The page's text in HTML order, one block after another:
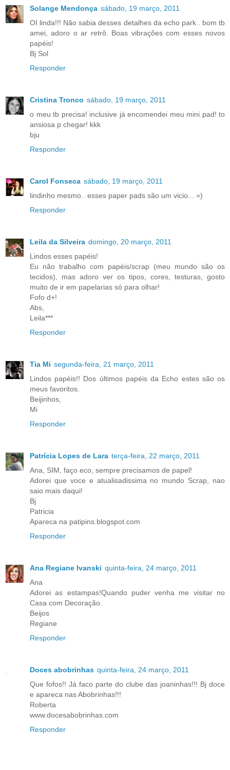
Solange Mendonça sábado, 19 março, 2011
OI linda!!! Não sabia desses detalhes da echo park.. bom tb
amei, adoro o ar retrô. Boas vibrações com esses novos
papéis!
Bj Sol
Responder
Cristina Tronco sábado, 19 março, 2011
o meu tb precisa! inclusive já encomendei meu mini pad! to
ansiosa p chegar! kkk
bju
Responder
Carol Fonseca sábado, 19 março, 2011
lindinho mesmo.. esses paper pads são um vicio... =)
Responder
Leila da Silveira domingo, 20 março, 2011
Lindos esses papéis!
Eu não trabalho com papéis/scrap (meu mundo são os
tecidos), mas adoro ver os tipos, cores, testuras, gosto
muito de ir em papelarias só para olhar!
Fofo d+!
Abs,
Leila***
Responder
Tia Mi segunda-feira, 21 março, 2011
Lindos papéis!! Dos últimos papéis da Echo estes são os
meus favoritos.
Beijinhos,
Mi
Responder
Patrícia Lopes de Lara terça-feira, 22 março, 2011
Ana, SIM, faço eco, sempre precisamos de papel!
Adorei que voce e atualisadissima no mundo Scrap, nao
saio mais daqui!
Bj
Patricia
Apareca na patipins.blogspot.com
Responder
Ana Regiane Ivanski quinta-feira, 24 março, 2011
Ana
Adorei as estampas!Quando puder venha me visitar no
Casa com Decoração.
Beijos
Regiane
Responder
Doces abobrinhas quinta-feira, 24 março, 2011
Que fofos!! Já faco parte do clube das joaninhas!!! Bj doce
e apareca nas Abobrinhas!!!
Roberta
www.docesabobrinhas.com
Responder